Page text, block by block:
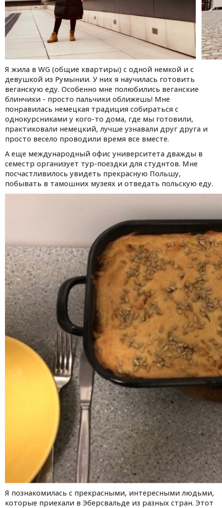
Я жила в WG (общие квартиры) с одной немкой и с
девушкой из Румынии. У них я научилась готовить
веганскую еду. Особенно мне полюбились веганские
блинчики - просто пальчики оближешь! Мне
понравилась немецкая традиция собираться с
однокурсниками у кого-то дома, где мы готовили,
практиковали немецкий, лучше узнавали друг друга и
просто весело проводили время все вместе.
А еще международный офис университета дважды в
семестр организует тур-поездки для студнтов. Мне
посчастливилось увидеть прекрасную Польшу,
побывать в тамошних музеях и отведать польскую еду.
Я познакомилась с прекрасными, интересными людьми,
которые приехали в Эберсвальде из разных стран. Этот